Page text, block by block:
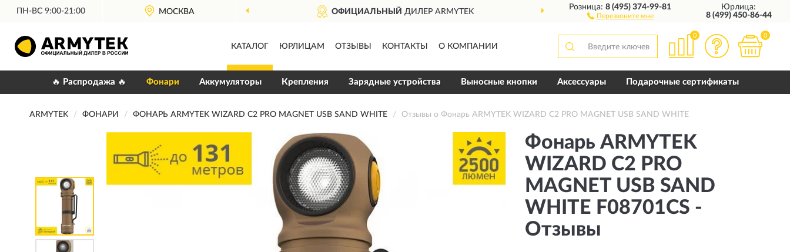
ПН-ВС 9:00-21:00 МОСКВА ОФИЦИАЛЬНЫЙДИЛЕР ARMYTEK ДОСТАВИМ ПО ВСЕЙ РОССИИ
Розница:8 (495) 374-99-81
Перезвоните мне
Юрлица:
8 (499) 450-86-44
КАТАЛОГ ЮРЛИЦАМ ОТЗЫВЫ КОНТАКТЫ О КОМПАНИИ
0 0
🔥 Распродажа 🔥 Фонари Аккумуляторы Крепления Зарядные устройства Выносные кнопки Аксессуары Подарочные сертификаты
ARMYTEK ФОНАРИ ФОНАРЬ ARMYTEK WIZARD C2 PRO MAGNET USB SAND WHITE Отзывы о Фонарь ARMYTEK WIZARD C2 PRO MAGNET USB SAND WHITE
Фонарь ARMYTEK
WIZARD C2 PRO
MAGNET USB SAND
WHITE F08701CS -
Отзывы